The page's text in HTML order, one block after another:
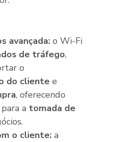
avançada: o Wi-Fi
de tráfego,
o
do cliente e
, oferecendo
a tomada de
o cliente: a